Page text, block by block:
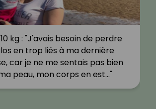
kg : "J'avais besoin de perdre
en trop liés à ma dernière
car je ne me sentais pas bien
peau, mon corps en est…"